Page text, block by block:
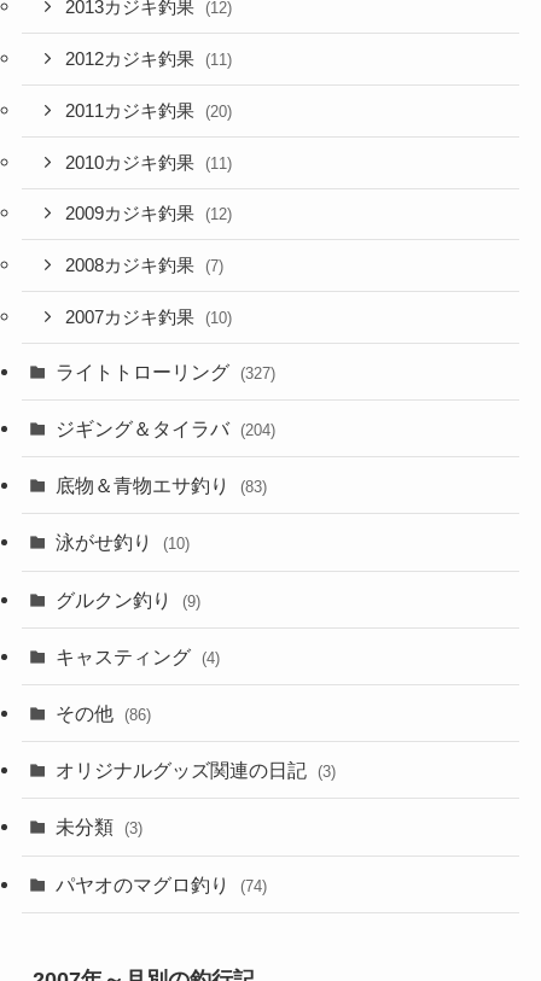
2013カジキ釣果 (12)
2012カジキ釣果 (11)
2011カジキ釣果 (20)
2010カジキ釣果 (11)
2009カジキ釣果 (12)
2008カジキ釣果 (7)
2007カジキ釣果 (10)
ライトトローリング (327)
ジギング＆タイラバ (204)
底物＆青物エサ釣り (83)
泳がせ釣り (10)
グルクン釣り (9)
キャスティング (4)
その他 (86)
オリジナルグッズ関連の日記 (3)
未分類 (3)
パヤオのマグロ釣り (74)